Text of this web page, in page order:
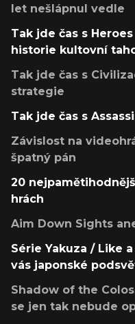
let nešlápnul vedle
Tak jde čas s
historie kultovní
Tak jde čas s
strategie
Tak jde čas s
Závislost na
špatný pán
20
hrách
Aim Down Sights
Série Yakuza / Like
vás japonské
Shadow of the
se jen tak nebude